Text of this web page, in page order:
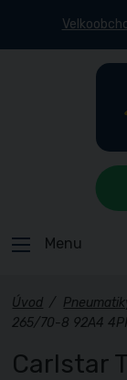
Menu
Úvod /
265/70-8 92A4
Carlstar